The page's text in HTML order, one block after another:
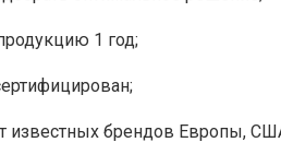
1 год;
известных брендов Европы,